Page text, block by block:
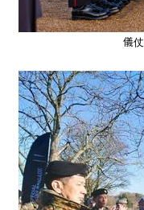
儀